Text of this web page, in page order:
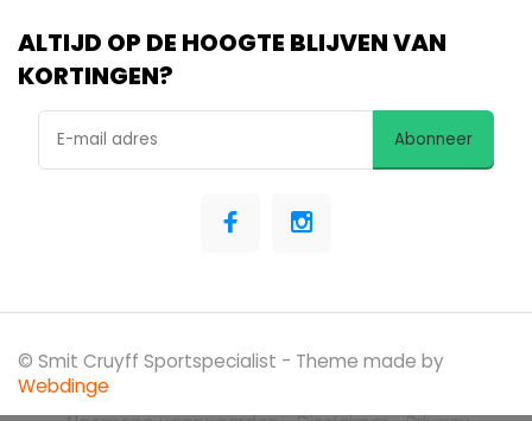
ALTIJD OP DE HOOGTE BLIJVEN VAN
KORTINGEN?
Abonneer
© Smit Cruyff Sportspecialist - Theme made by
Webdinge